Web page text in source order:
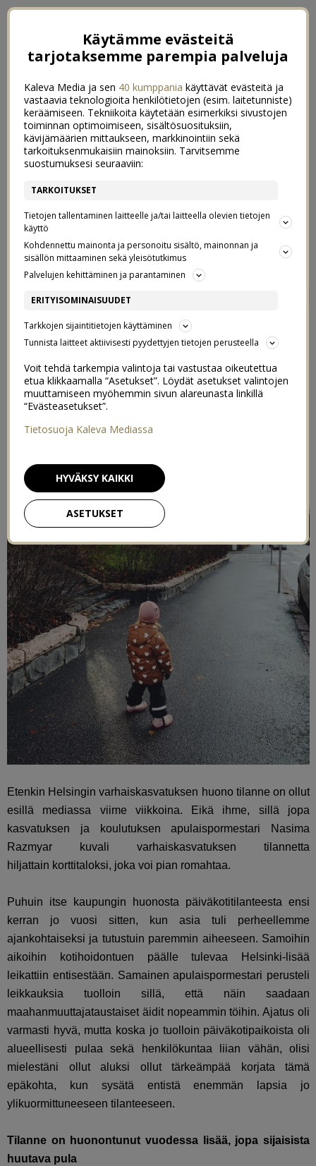
VARHAISKASVATUKSEN
VAIKEA TILANNE
12/11/2021
Etenkin Helsingin varhaiskasvatuksen huono tilanne on ollut
esillä mediassa viime viikkoina. Eikä ihme, sillä jopa
kasvatuksen ja koulutuksen apulaispormestari
Nasima
Razmyar kuvalivarhaiskasvatuksen tilannetta
hiljattain korttitaloksi, joka voi pian romahtaa.
Puhuin itse kaupungin huonosta päiväkotitilanteesta ensi
kerran jo vuosi sitten, kun asia tuli perheellemme
ajankohtaiseksi ja tutustuin paremmin aiheeseen. Samoihin
aikoihin kotihoidontuen päälle tulevaa Helsinki-lisää
leikattiin entisestään. Samainen apulaispormestari perusteli
leikkauksia tuolloin sillä, että näin saadaan
maahanmuuttajataustaiset äidit nopeammin töihin. Ajatus oli
varmasti hyvä, mutta koska jo tuolloin päiväkotipaikoista oli
alueellisesti pulaa sekä henkilökuntaa liian vähän, olisi
mielestäni ollut aluksi ollut tärkeämpää korjata tämä
epäkohta, kun sysätä entistä enemmän lapsia jo
ylikuormittuneeseen tilanteeseen.
Tilanne on huonontunut vuodessa lisää, jopa sijaisista
huutava pula
Käytämme evästeitä
tarjotaksemme parempia palveluja
Kaleva Media ja sen 40 kumppania käyttävät evästeitä ja
vastaavia teknologioita henkilötietojen (esim. laitetunniste)
keräämiseen. Tekniikoita käytetään esimerkiksi sivustojen
toiminnan optimoimiseen, sisältösuosituksiin,
kävijämäärien mittaukseen, markkinointiin sekä
tarkoituksenmukaisiin mainoksiin. Tarvitsemme
suostumuksesi seuraaviin:
TARKOITUKSET
Tietojen tallentaminen laitteelle ja/tai laitteella olevien tietojen
käyttö
Kohdennettu mainonta ja personoitu sisältö, mainonnan ja
sisällön mittaaminen sekä yleisötutkimus
Palvelujen kehittäminen ja parantaminen
ERITYISOMINAISUUDET
Tarkkojen sijaintitietojen käyttäminen
Tunnista laitteet aktiivisesti pyydettyjen tietojen perusteella
Voit tehdä tarkempia valintoja tai vastustaa oikeutettua
etua klikkaamalla “Asetukset”. Löydät asetukset valintojen
muuttamiseen myöhemmin sivun alareunasta linkillä
“Evästeasetukset”.
Tietosuoja Kaleva Mediassa
ASETUKSET
HYVÄKSY KAIKKI